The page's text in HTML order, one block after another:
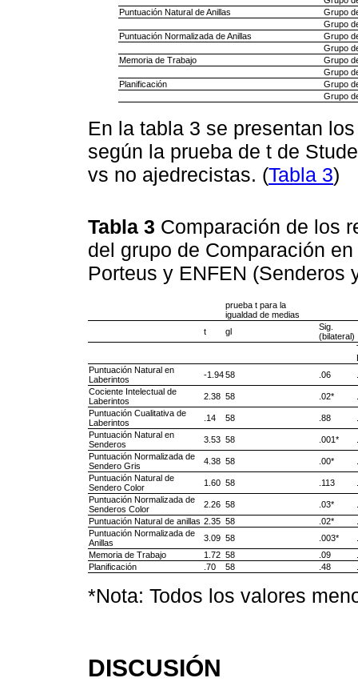
Puntuación Natural de Anillas
Grupo
Grupo
Puntuación Normalizada de Anillas
Grupo
Grupo
Memoria de Trabajo
Grupo
Grupo
Planificación
Grupo
Grupo
En la tabla 3 se presentan
según la prueba de t de
vs no ajedrecistas. (Tabla 3)
Tabla 3 Comparación de los
del grupo de Comparación
Porteus y ENFEN (Senderos
prueba t para la
igualdad de medias
t
gl
Sig.
(bilateral)
Puntuación Natural en
Laberintos
-1.9458 .06
Cociente Intelectual de
Laberintos
2.38 58 .02*
Puntuación Cualitativa de
Laberintos
.14 58 .88
Puntuación Natural en
Senderos
3.53 58 .001*
Puntuación Normalizada de
Sendero Gris
4.38 58 .00*
Puntuación Natural de
Sendero Color
1.60 58 .113
Puntuación Normalizada de
Senderos Color
2.26 58 .03*
Puntuación Natural de anillas 2.35 58 .02*
Puntuación Normalizada de
Anillas
3.09 58 .003*
Memoria de Trabajo
1.72 58 .09
Planificación
.70 58 .48
*Nota: Todos los valores
DISCUSIÓN